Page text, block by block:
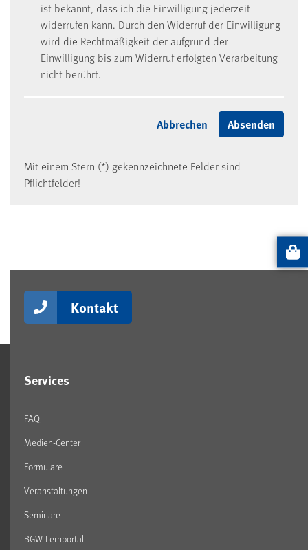
ist bekannt, dass ich die Einwilligung jederzeit
widerrufen kann. Durch den Widerruf der Einwilligung
wird die Rechtmäßigkeit der aufgrund der
Einwilligung bis zum Widerruf erfolgten Verarbeitung
nicht berührt.
Mit einem Stern (*) gekennzeichnete Felder sind
Pflichtfelder!
Kontakt
Services
FAQ
Medien-Center
Formulare
Veranstaltungen
Seminare
BGW-Lernportal
Artikel